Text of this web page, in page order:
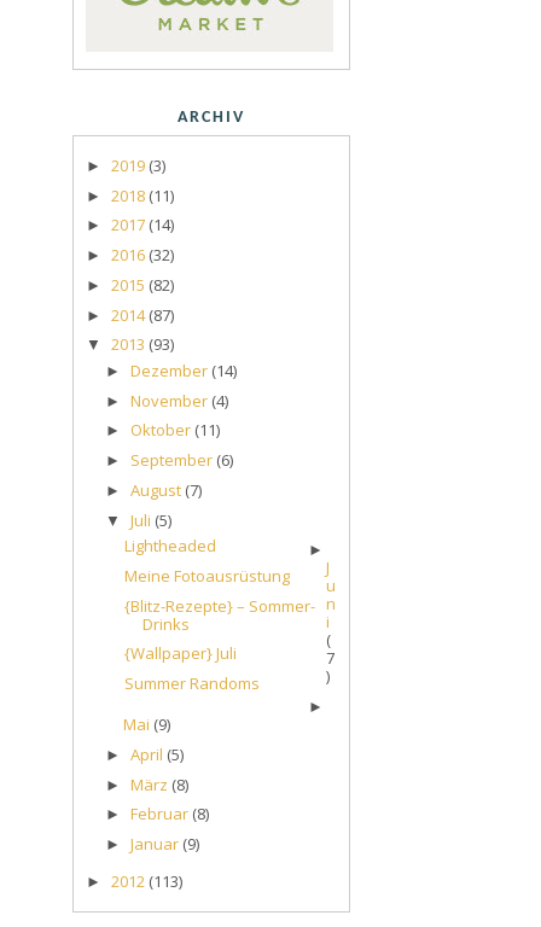
ARCHIV
► 2019 (3)
► 2018 (11)
► 2017 (14)
► 2016 (32)
► 2015 (82)
► 2014(87)
▼ 2013 (93)
► Dezember (14)
► November (4)
► Oktober (11)
► September (6)
► August (7)
▼ Juli (5)
Lightheaded
Meine Fotoausrüstung
{Blitz-Rezepte} – Sommer-
Drinks
{Wallpaper} Juli
Summer Randoms
►
J
u
n
i
(
7
)
►
Mai (9)
► April (5)
► März (8)
► Februar (8)
► Januar (9)
► 2012 (113)